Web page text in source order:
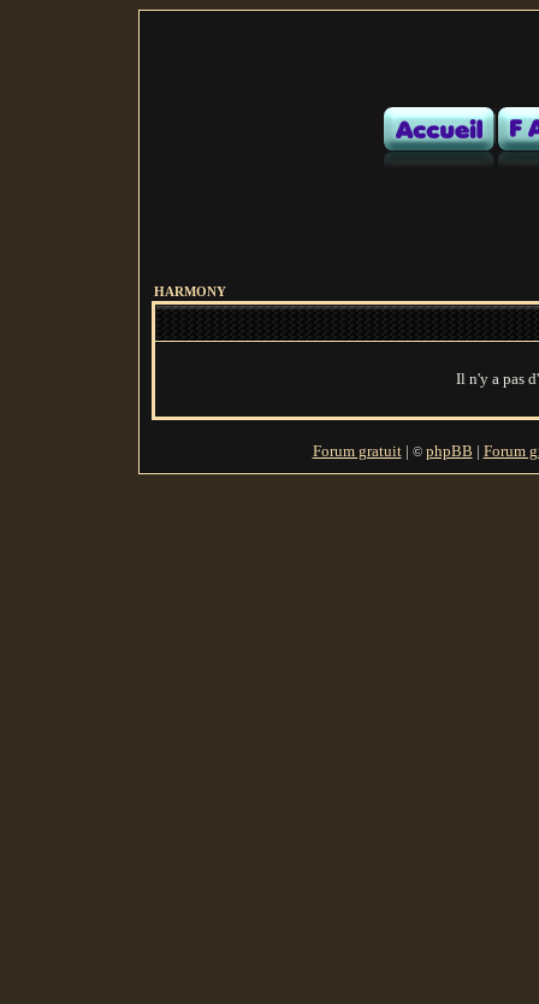
HARMONY
Il n'y a pas
Forum gratuit| © phpBB | Forum